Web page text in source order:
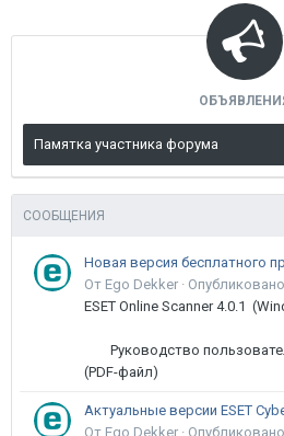
Памятка участника форума
СООБЩЕНИЯ
От Ego Dekker · Опубликовано
ESET Online Scanner 4.0.1
Руководство
(PDF-файл)
Актуальные версии ESET
От Ego Dekker · Опубликовано